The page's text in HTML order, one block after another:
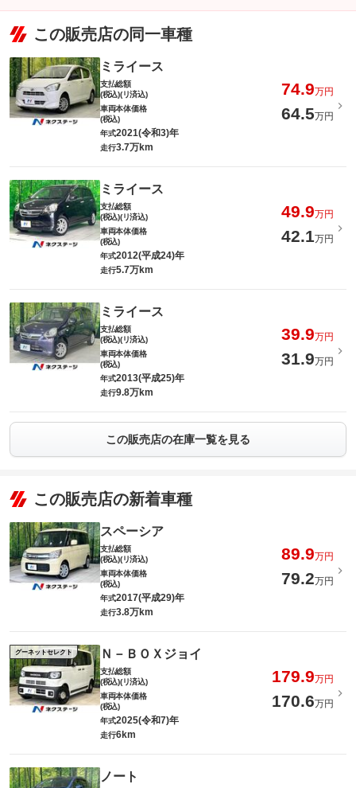
この販売店の同一車種
ミライース
支払総額
(税込)(リ済込)
74.9万円
車両本体価格
(税込)
64.5万円
年式2021(令和3)年
走行3.7万km
ミライース
支払総額
(税込)(リ済込)
49.9万円
車両本体価格
(税込)
42.1万円
年式2012(平成24)年
走行5.7万km
ミライース
支払総額
(税込)(リ済込)
39.9万円
車両本体価格
(税込)
31.9万円
年式2013(平成25)年
走行9.8万km
この販売店の在庫一覧を見る
この販売店の新着車種
スペーシア
支払総額
(税込)(リ済込)
89.9万円
車両本体価格
(税込)
79.2万円
年式2017(平成29)年
走行3.8万km
グーネットセレクト Ｎ－ＢＯＸジョイ
支払総額
(税込)(リ済込)
179.9万円
車両本体価格
(税込)
170.6万円
年式2025(令和7)年
走行6km
ノート